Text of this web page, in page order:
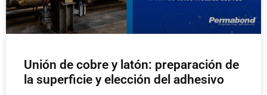
Unión de cobre y latón: preparación de
la superficie y elección del adhesivo